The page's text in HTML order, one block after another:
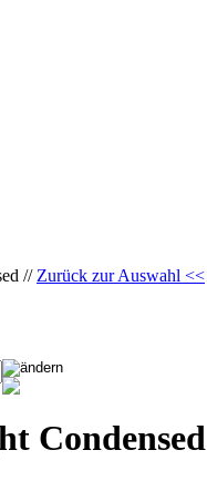
// Zurück zur Auswahl <<
Condensed